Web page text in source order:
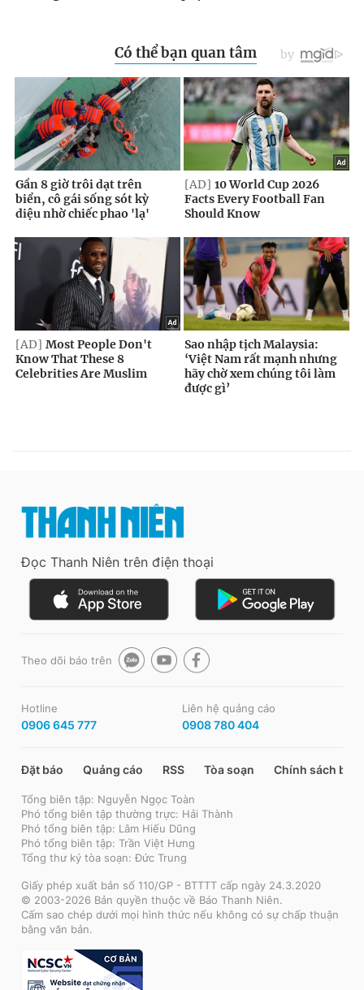
Đọc Thanh Niên trên điện thoại
Theo dõi báo trên
Hotline
0906 645 777
Liên hệ quảng cáo
0908 780 404
Đặt báo Quảng cáo RSS Tòa soạn Chính sách bảo
Tổng biên tập: Nguyễn Ngọc Toàn
Phó tổng biên tập thường trực: Hải Thành
Phó tổng biên tập: Lâm Hiếu Dũng
Phó tổng biên tập: Trần Việt Hưng
Tổng thư ký tòa soạn: Đức Trung
Giấy phép xuất bản số 110/GP - BTTTT cấp ngày 24.3.2020
© 2003-2026 Bản quyền thuộc về Báo Thanh Niên.
Cấm sao chép dưới mọi hình thức nếu không có sự chấp thuận
bằng văn bản.